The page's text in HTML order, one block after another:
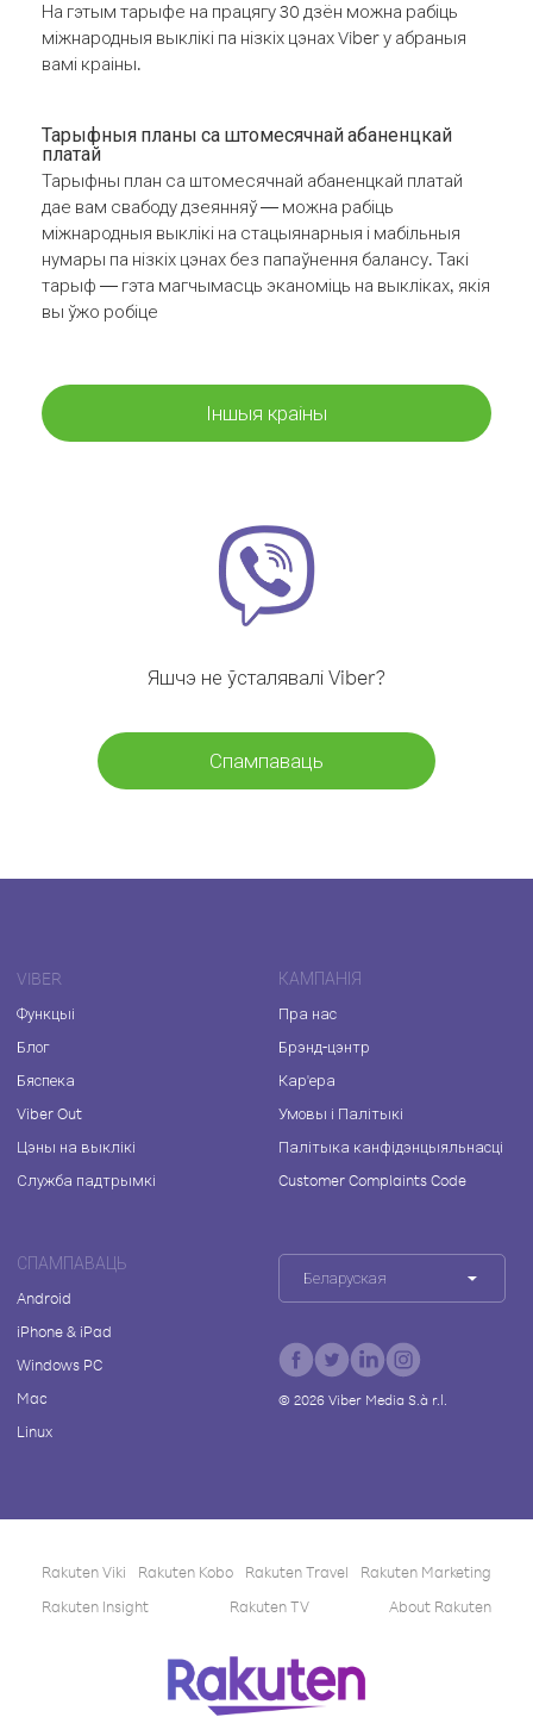
На гэтым тарыфе на працягу 30 дзён можна рабіць
міжнародныя выклікі па нізкіх цэнах Viber у абраныя
вамі краіны.
Тарыфныя планы са штомесячнай абаненцкай
платай
Тарыфны план са штомесячнай абаненцкай платай
дае вам свабоду дзеянняў — можна рабіць
міжнародныя выклікі на стацыянарныя і мабільныя
нумары па нізкіх цэнах без папаўнення балансу. Такі
тарыф — гэта магчымасць эканоміць на выкліках, якія
вы ўжо робіце
Іншыя краіны
Яшчэ не ўсталявалі Viber?
Спампаваць
VIBER
Функцыі
Блог
Бяспека
Viber Out
Цэны на выклікі
Служба падтрымкі
КАМПАНІЯ
Пра нас
Брэнд-цэнтр
Кар'ера
Умовы і Палітыкі
Палітыка канфідэнцыяльнасці
Customer Complaints Code
СПАМПАВАЦЬ
Android
iPhone & iPad
Windows PC
Mac
Linux
Беларуская
© 2026Viber Media S.à r.l.
Rakuten Viki Rakuten Kobo Rakuten Travel
Rakuten Marketing
Rakuten Insight
Rakuten TV About Rakuten